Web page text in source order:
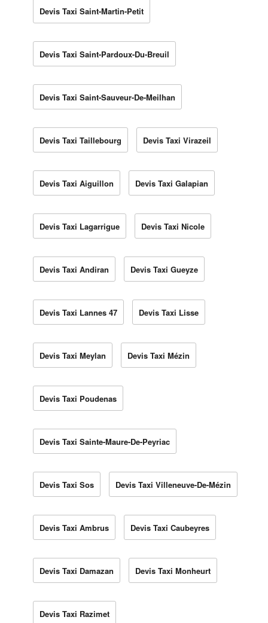
Devis Taxi Saint-Martin-Petit
Devis Taxi Saint-Pardoux-Du-Breuil
Devis Taxi Saint-Sauveur-De-Meilhan
Devis Taxi Taillebourg Devis Taxi Virazeil
Devis Taxi Aiguillon Devis Taxi Galapian
Devis Taxi Lagarrigue Devis Taxi Nicole
Devis Taxi Andiran Devis Taxi Gueyze
Devis Taxi Lannes 47 Devis Taxi Lisse
Devis Taxi Meylan Devis Taxi Mézin
Devis Taxi Poudenas
Devis Taxi Sainte-Maure-De-Peyriac
Devis Taxi Sos Devis Taxi Villeneuve-De-Mézin
Devis Taxi Ambrus Devis Taxi Caubeyres
Devis Taxi Damazan Devis Taxi Monheurt
Devis Taxi Razimet